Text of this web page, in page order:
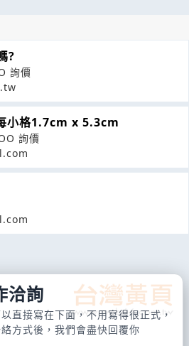
?
詢價
小格1.7cm x 5.3cm
詢價
洽詢
直接寫在下面，不用寫得很正式，
方式後，我們會盡快回覆你